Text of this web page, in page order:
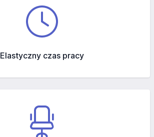
Elastyczny czas pracy